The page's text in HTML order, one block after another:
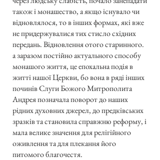
також і монашество, а якщо існувало чи
відновлялося, то в інших формах, які вже
не придержувалися тих стисло східних
передань. Відновлення отого старинного.
а заразом постійно актуального способу
монашого життя, це епохальна подія в
житті нашої Церкви, бо вона в ряді інших
починів Слуги Божого Митрополита
Андрея позначала поворот до наших
рідних духовних джерел, до предківських
зразків та становила справжню реформу, і
мала велике значення для релігійного
оживлення та для плекання його
питомого благочестя.